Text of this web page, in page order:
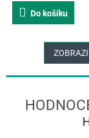
Do košíku